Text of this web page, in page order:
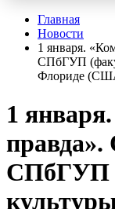
Главная
Новости
1 января.
СПбГУП
Флориде
1
СПбГУП